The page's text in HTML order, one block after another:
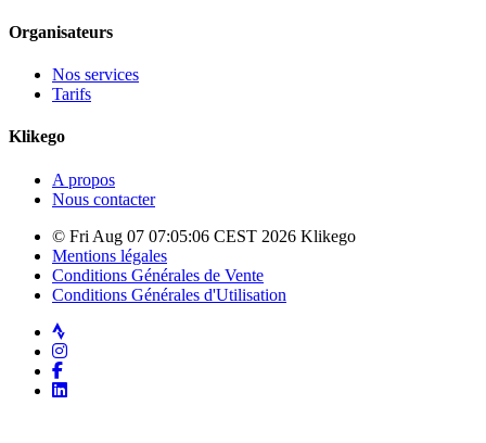
Organisateurs
Nos services
Tarifs
Klikego
A propos
Nous contacter
© Fri Aug 07 07:05:06 CEST 2026 Klikego
Mentions légales
Conditions Générales de Vente
Conditions Générales d'Utilisation
Strava
Instagram
Facebook
LinkedIn